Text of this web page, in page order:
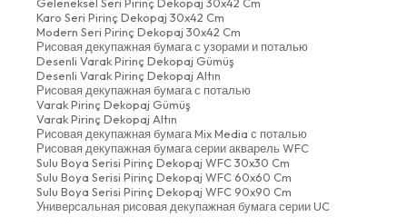
Geleneksel Seri Pirinç Dekopaj 30x42 Cm
Karo Seri Pirinç Dekopaj 30x42 Cm
Modern Seri Pirinç Dekopaj 30x42 Cm
Рисовая декупажная бумага с узорами и поталью
Desenli Varak Pirinç Dekopaj Gümüş
Desenli Varak Pirinç Dekopaj Altın
Рисовая декупажная бумага с поталью
Varak Pirinç Dekopaj Gümüş
Varak Pirinç Dekopaj Altın
Рисовая декупажная бумага Mix Media с поталью
Рисовая декупажная бумага серии акварель WFC
Sulu Boya Serisi Pirinç Dekopaj WFC 30x30 Cm
Sulu Boya Serisi Pirinç Dekopaj WFC 60x60 Cm
Sulu Boya Serisi Pirinç Dekopaj WFC 90x90 Cm
Универсальная рисовая декупажная бумага серии UC